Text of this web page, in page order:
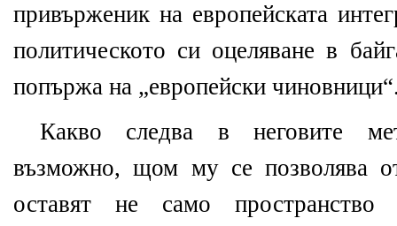
привърженик на европейската
политическото си оцеляване в
попържа на „европейски
Какво следва в неговите
възможно, щом му се позволява
оставят не само пространство